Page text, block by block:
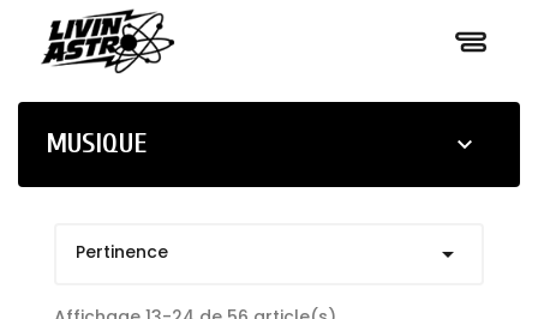
MUSIQUE 
Pertinence 